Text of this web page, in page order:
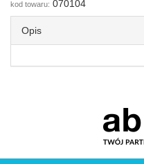
kod towaru: 070104
Opis